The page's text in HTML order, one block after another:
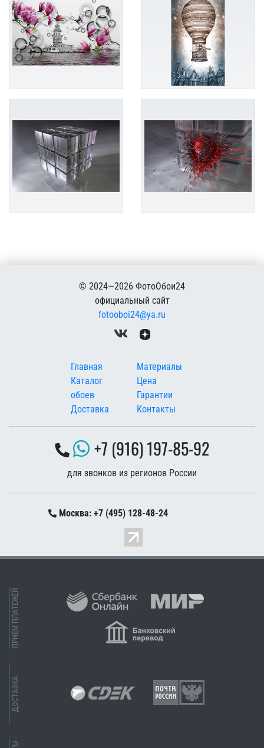
© 2024—2026 ФотоОбои24
официальный сайт
fotooboi24@ya.ru
Меню в подвале
Главная
Каталог
обоев
Доставка
Материалы
Цена
Гарантии
Контакты
+7 (916) 197-85-92
для звонков из регионов России
Москва: +7 (495) 128-48-24
ПРИЕМ ПЛАТЕЖЕЙ
ДОСТАВКА